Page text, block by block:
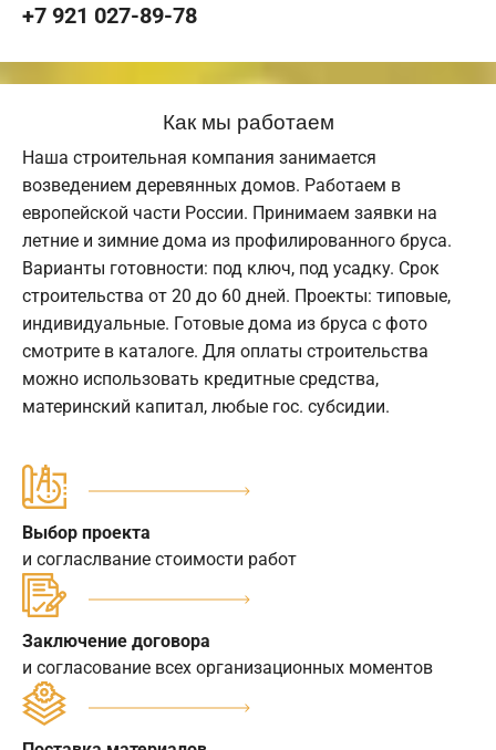
+7 921 027-89-78
Как мы работаем
Наша строительная компания занимается
возведением деревянных домов. Работаем в
европейской части России. Принимаем заявки на
летние и зимние дома из профилированного бруса.
Варианты готовности: под ключ, под усадку. Срок
строительства от 20 до 60 дней. Проекты: типовые,
индивидуальные. Готовые дома из бруса с фото
смотрите в каталоге. Для оплаты строительства
можно использовать кредитные средства,
материнский капитал, любые гос. субсидии.
Выбор проекта
и согласлвание стоимости работ
Заключение договора
и согласование всех организационных моментов